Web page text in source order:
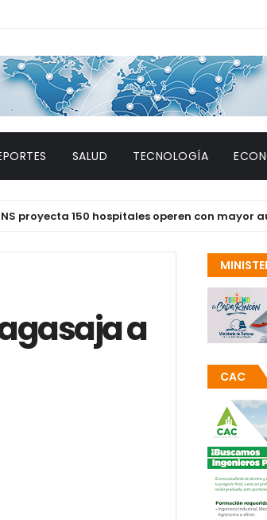
SALUD TECNOLOGÍA
150 hospitales operen con mayor
a
CAC